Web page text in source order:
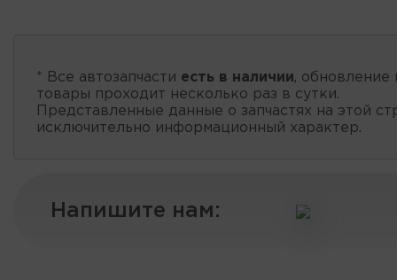
* Все автозапчасти есть в наличии, обновление
товары проходит несколько раз в сутки.
Представленные данные о запчастях на этой
исключительно информационный характер.
Напишите нам: